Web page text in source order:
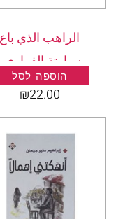
الراهب الذي باع
سيارتة الفراري .
הוספה לסל
₪22.00